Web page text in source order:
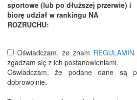
sportowe (lub po dłuższej przerwie) i
biorę udział w rankingu NA
ROZRUCHU:
Oświadczam, że znam REGULAMIN
zgadzam się z ich postanowieniami.
Oświadczam, że podane dane są
dobrowolnie.